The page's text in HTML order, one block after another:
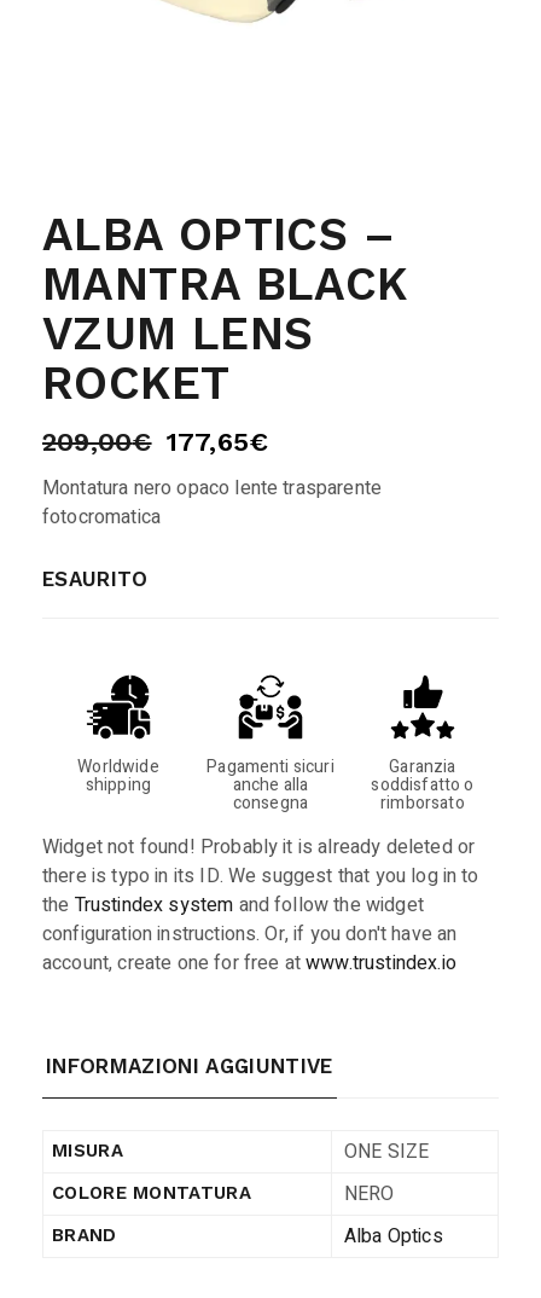
ALBA OPTICS –
MANTRA BLACK
VZUM LENS
ROCKET
209,00€ 177,65€
Montatura nero opaco lente trasparente
fotocromatica
ESAURITO
Worldwide
shipping
Pagamenti sicuri
anche alla
consegna
Garanzia
soddisfatto o
rimborsato
Widget not found! Probably it is already deleted or
there is typo in its ID. We suggest that you log in to
the Trustindex system and follow the widget
configuration instructions. Or, if you don't have an
account, create one for free atwww.trustindex.io
INFORMAZIONI AGGIUNTIVE
MISURA ONE SIZE
COLORE MONTATURA NERO
BRAND Alba Optics